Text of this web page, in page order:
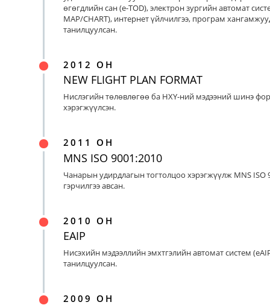
өгөгдлийн сан (e-TOD), электрон зургийн автомат
MAP/CHART), интернет үйлчилгээ, програм
танилцуулсан.
2012 ОН
NEW FLIGHT PLAN FORMAT
Нислэгийн төлөвлөгөө ба НХҮ-ний мэдээний шинэ
хэрэгжүүлсэн.
2011 ОН
MNS ISO 9001:2010
Чанарын удирдлагын тогтолцоо хэрэгжүүлж MNS ISO
гэрчилгээ авсан.
2010 ОН
EAIP
Нисэхийн мэдээллийн эмхтгэлийн автомат систем
танилцуулсан.
2009 ОН